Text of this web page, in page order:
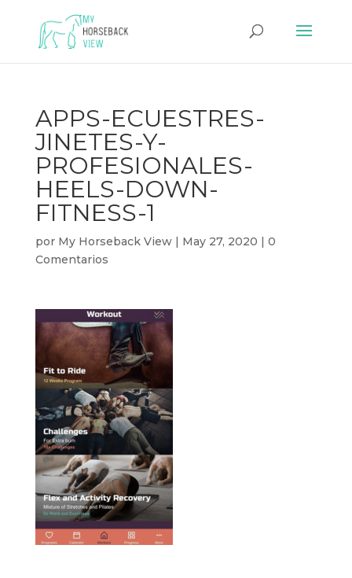
APPS-ECUESTRES-
JINETES-Y-
PROFESIONALES-
HEELS-DOWN-
FITNESS-1
por My Horseback View| May 27, 2020 | 0
Comentarios